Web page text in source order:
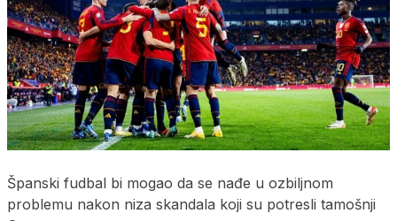
Španski fudbal bi mogao da se nađe u ozbiljnom
problemu nakon niza skandala koji su potresli tamošnji